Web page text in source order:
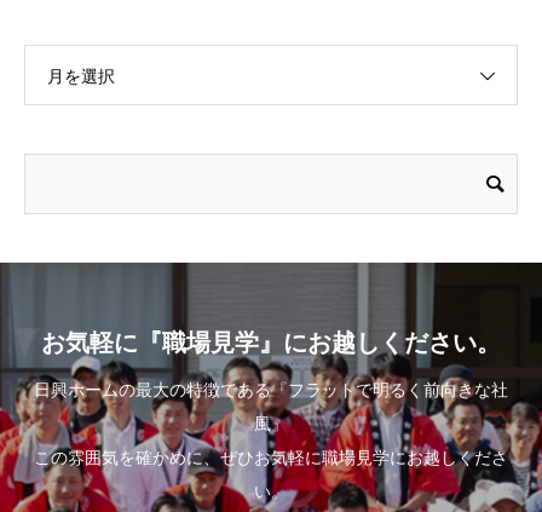
月を選択
お気軽に『職場見学』にお越しください。
日興ホームの最大の特徴である『フラットで明るく前向きな社
風』
この雰囲気を確かめに、ぜひお気軽に職場見学にお越しくださ
い。